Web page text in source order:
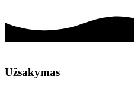
Užsakymas